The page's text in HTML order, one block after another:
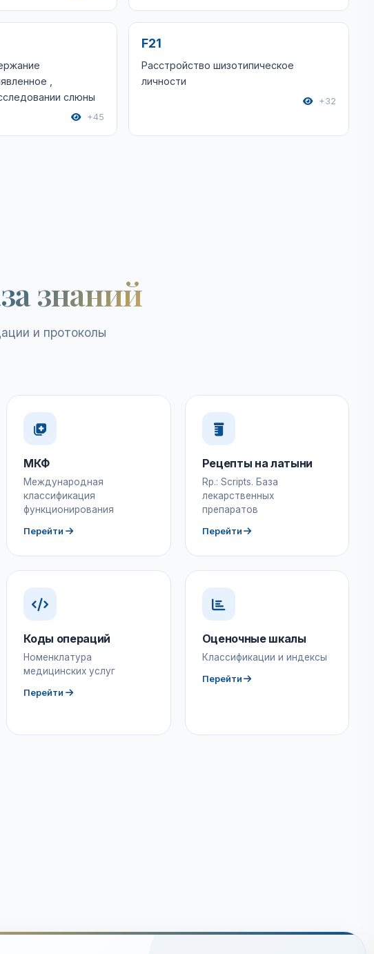
,
слюны
+45
F21
Расстройство шизотипическое
личности
+32
знаний
и протоколы
МКФ
Международная
классификация
функционирования
Перейти
Рецепты на латыни
Rp.: Scripts. База
лекарственных
препаратов
Перейти
Коды операций
Номенклатура
медицинских услуг
Перейти
Оценочные шкалы
Классификации и индексы
Перейти